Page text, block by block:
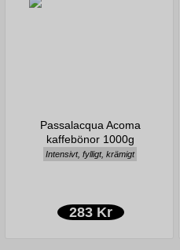
Passalacqua Acoma
kaffebönor 1000g
Intensivt, fylligt, krämigt
283 Kr